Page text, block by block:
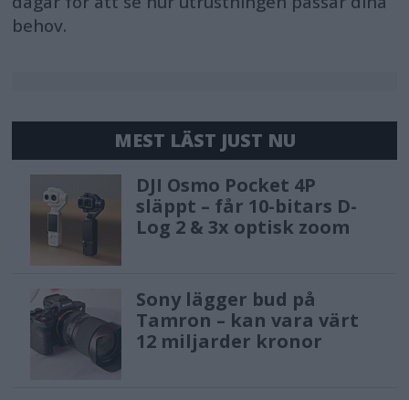
behov.
MEST LÄST JUST NU
DJI Osmo Pocket 4P
släppt – får 10-bitars D-
Log 2 & 3x optisk zoom
Sony lägger bud på
Tamron – kan vara värt
12 miljarder kronor